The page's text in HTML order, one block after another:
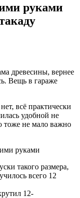
руками
древесины, вернее
Вещь в гараже
всё практически
удобной не
тоже не мало важно
такого размера,
всего 12
12-